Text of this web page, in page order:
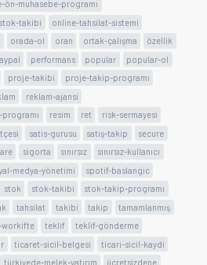
ön-muhasebe-programı
takibi
online-tahsilat-sistemi
orada-ol oran ortak-çalışma
özellik
performans popular
popular-ol
proje-takibi
proje-takip-programı
reklam-ajansi
resim ret
risk-sermayesi
satis-gurusu satış-takip
secure
sigorta sınırsız
sınırsız-kullanıcı
medya-yönetimi
spotif-baslangic
stok stok-takibi
stok-takip-programı
tahsilat takibi takip
tamamlanmış
workifte teklif
teklif-gönderme
ticaret-sicil-belgesi
ticari-sicil-kaydi
türkiyede-melek-yatırım
ücretsizdene